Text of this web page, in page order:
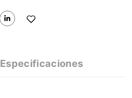
Especificaciones